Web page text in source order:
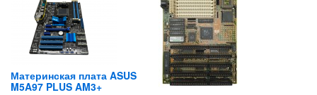
Материнская плата ASUS
M5A97 PLUS AM3+